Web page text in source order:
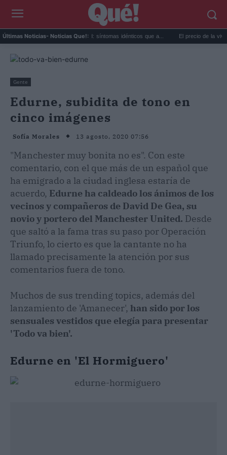
Últimas Noticias- Noticias Que!:
Calor extremo y ansiedad: síntomas idénticos que a... El precio de la vivienda en
Gente
Edurne, subidita de tono en
cinco imágenes
Sofía Morales 13 agosto, 2020 07:56
"Manchester muy bonita no es". Con este
comentario, con el que más de un español que
ha emigrado a la ciudad inglesa estaría de
acuerdo, Edurne ha caldeado los ánimos de los
vecinos y compañeros de David De Gea, su
novio y portero del Manchester United. Desde
que saltó a la fama tras su paso por Operación
Triunfo, lo cierto es que la cantante no ha
llamado precisamente la atención por sus
comentarios fuera de tono.
Muchos de sus trending topics, además del
lanzamiento de 'Amanecer', han sido por los
sensuales vestidos que elegía para presentar
'Todo va bien'.
Edurne en 'El Hormiguero'